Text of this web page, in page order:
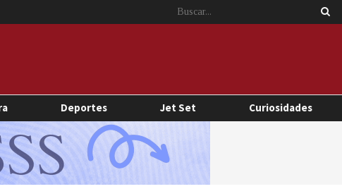
Deportes Jet Set Curiosidades